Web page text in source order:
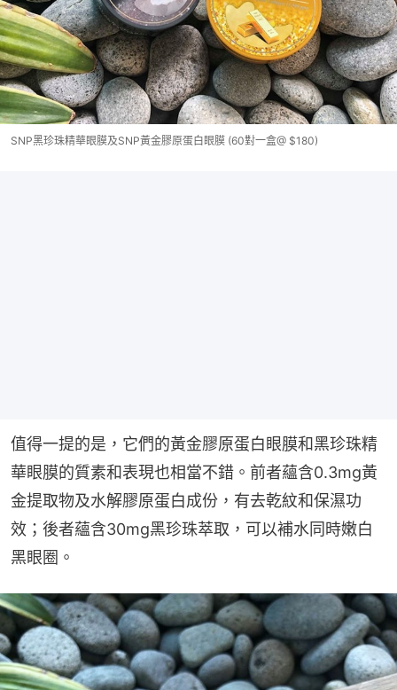
SNP黑珍珠精華眼膜及SNP黃金膠原蛋白眼膜 (60對一盒@ $180)
值得一提的是，它們的黃金膠原蛋白眼膜和黑珍珠精
華眼膜的質素和表現也相當不錯。前者蘊含0.3mg黃
金提取物及水解膠原蛋白成份，有去乾紋和保濕功
效；後者蘊含30mg黑珍珠萃取，可以補水同時嫩白
黑眼圈。